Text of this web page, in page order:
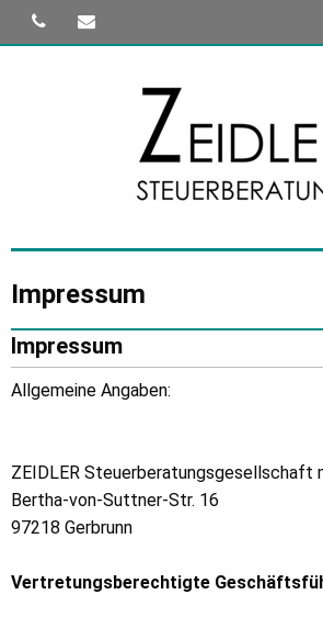
Impressum
Impressum
Allgemeine Angaben:
ZEIDLER Steuerberatungsgesellschaft
Bertha-von-Suttner-Str. 16
97218 Gerbrunn
Vertretungsberechtigte